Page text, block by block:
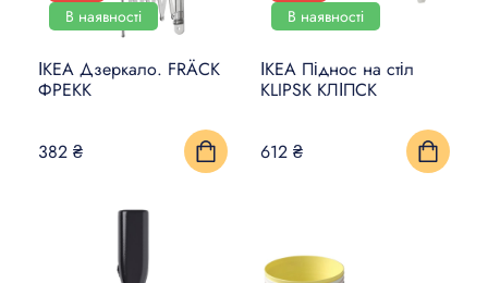
В наявності
ІКЕА Дзеркало. FRÄCK
ФРЕКК
382 ₴
В наявності
ІКЕА Піднос на стіл
KLIPSK КЛІПСК
612 ₴